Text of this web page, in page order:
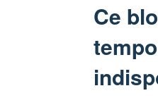
Ce